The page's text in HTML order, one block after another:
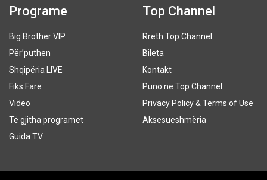
Programe
Big Brother VIP
Për’puthen
Shqipëria LIVE
Fiks Fare
Video
Të gjitha programet
Guida TV
Top Channel
Rreth Top Channel
Bileta
Kontakt
Puno në Top Channel
Privacy Policy & Terms of Use
Aksesueshmëria